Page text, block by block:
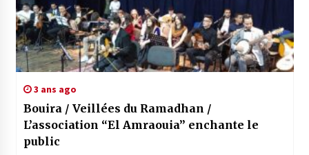
3 ans ago
Bouira / Veillées du Ramadhan /
L’association “El Amraouia” enchante le
public